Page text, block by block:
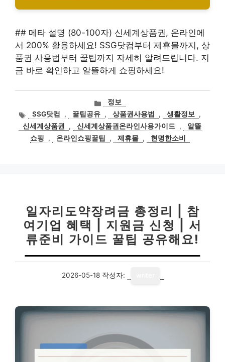
## 메타 설명 (80-100자) 신세계상품권, 온라인에
서 200% 활용하세요! SSG닷컴부터 제휴몰까지, 상
품권 사용법부터 꿀팁까지 자세히 알려드립니다. 지
금 바로 확인하고 알뜰하게 쇼핑하세요!
카
고
리
정보
태
그
SSG닷컴 , 꿀팁공유 , 상품권사용법 , 생활정보
,
신세계상품권
, 신세계상품권온라인사용가이드 ,
알뜰
쇼핑
, 온라인쇼핑꿀팁 , 제휴몰 , 현명한소비
일자리도약장려금 총정리 | 참
여기업 혜택 | 지원금 신청 | 서
류준비 가이드 꿀팁 공유해요!
2026-05-18 작성자: